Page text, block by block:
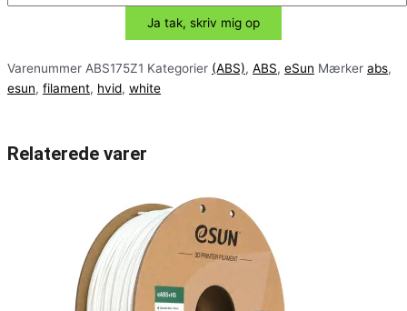
Varenummer ABS175Z1 Kategorier (ABS), ABS, eSun Mærker abs,
esun, filament, hvid, white
Relaterede varer